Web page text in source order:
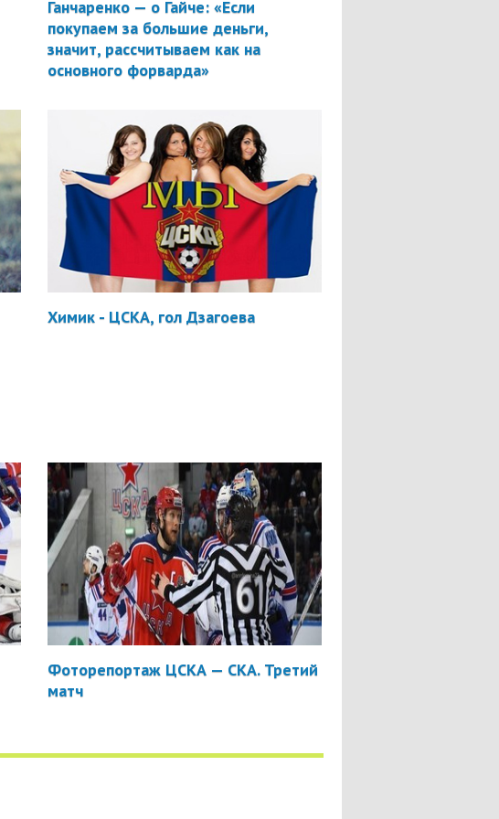
Ганчаренко — о Гайче: «Если
покупаем за большие деньги,
значит, рассчитываем как на
основного форварда»
Химик - ЦСКА, гол Дзагоева
Фоторепортаж ЦСКА — СКА. Третий
матч